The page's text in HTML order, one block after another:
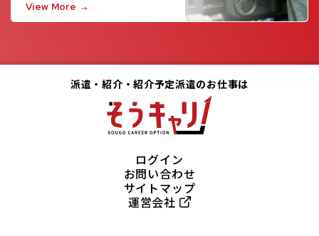
View More
派遣・紹介・紹介予定派遣のお仕事は
ログイン
お問い合わせ
サイトマップ
運営会社